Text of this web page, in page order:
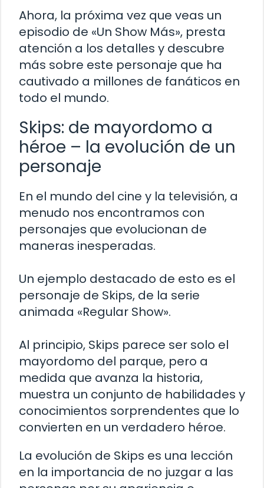
Ahora, la próxima vez que veas un
episodio de «Un Show Más», presta
atención a los detalles y descubre
más sobre este personaje que ha
cautivado a millones de fanáticos en
todo el mundo.
Skips: de mayordomo a
héroe – la evolución de un
personaje
En el mundo del cine y la televisión, a
menudo nos encontramos con
personajes que evolucionan de
maneras inesperadas.
Un ejemplo destacado de esto es el
personaje de Skips, de la serie
animada «Regular Show».
Al principio, Skips parece ser solo el
mayordomo del parque, pero a
medida que avanza la historia,
muestra un conjunto de habilidades y
conocimientos sorprendentes que lo
convierten en un verdadero héroe.
La evolución de Skips es una lección
en la importancia de no juzgar a las